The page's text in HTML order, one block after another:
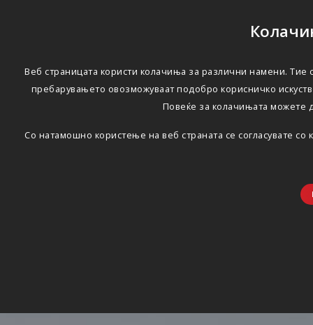
Веб страницата користи колачиња за различни намени.
пребарувањето овозможуваат подобро корисничко
Повеќе за колачињата можете
Со натамошно користење на веб страната се согласувате